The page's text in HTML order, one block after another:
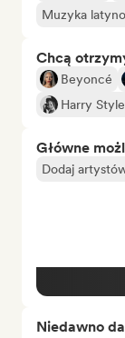
Muzyka
Chcą
Beyoncé
Harry
Główne
Dodaj
Niedawno